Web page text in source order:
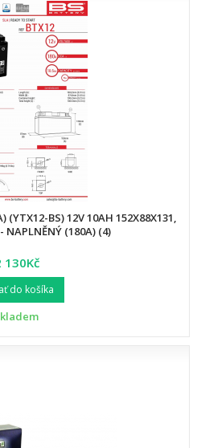
(YTX12-BS) 12V 10AH 152X88X131,
NAPLNĚNÝ (180A) (4)
130Kč
do košíka